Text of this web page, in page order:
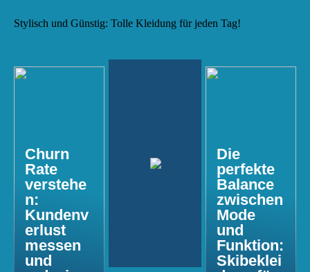
Stylisch und Günstig: Tolle Kleidung für jeden Tag!
Churn
Rate
verstehe
n:
Kundenv
erlust
messen
und
Die
perfekte
Balance
zwischen
Mode
und
Funktion:
Skibeklei